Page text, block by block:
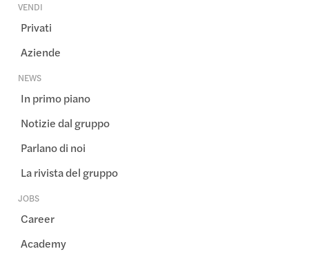
VENDI
Privati
Aziende
NEWS
In primo piano
Notizie dal gruppo
Parlano di noi
La rivista del gruppo
JOBS
Career
Academy